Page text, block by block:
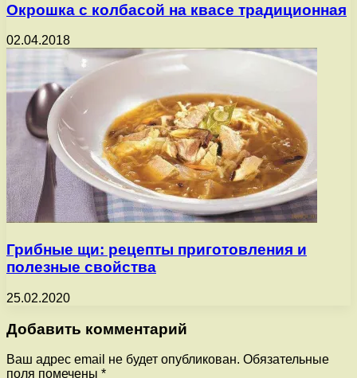
Окрошка с колбасой на квасе традиционная
02.04.2018
Грибные щи: рецепты приготовления и
полезные свойства
25.02.2020
Добавить комментарий
Ваш адрес email не будет опубликован. Обязательные
поля помечены *